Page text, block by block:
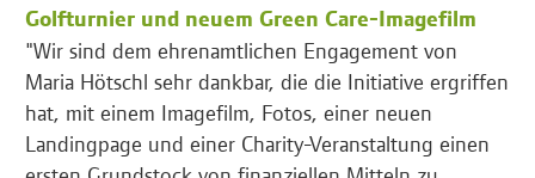
Golfturnier und neuem Green Care-Imagefilm
"Wir sind dem ehrenamtlichen Engagement von
Maria Hötschl sehr dankbar, die die Initiative ergriffen
hat, mit einem Imagefilm, Fotos, einer neuen
Landingpage und einer Charity-Veranstaltung einen